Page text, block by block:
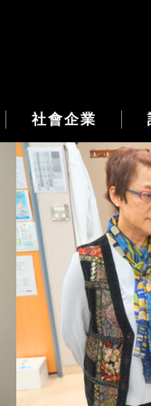
社會企業